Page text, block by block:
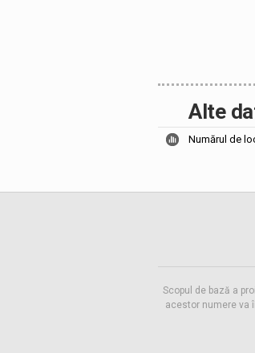
Alte
Numărul de
Scopul de bază a
acestor numere va